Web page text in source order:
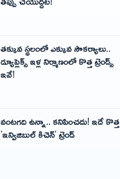
తక్కువ స్థలంలో ఎక్కువ సౌకర్యాలు..
డ్యూప్లెక్స్ ఇళ్ల నిర్మాణంలో కొత్త ట్రెండ్స్
ఇవే!
వంటగది ఉన్నా.. కనిపించదు! ఇదే కొత్త
'ఇన్విజిబుల్ కిచెన్' ట్రెండ్